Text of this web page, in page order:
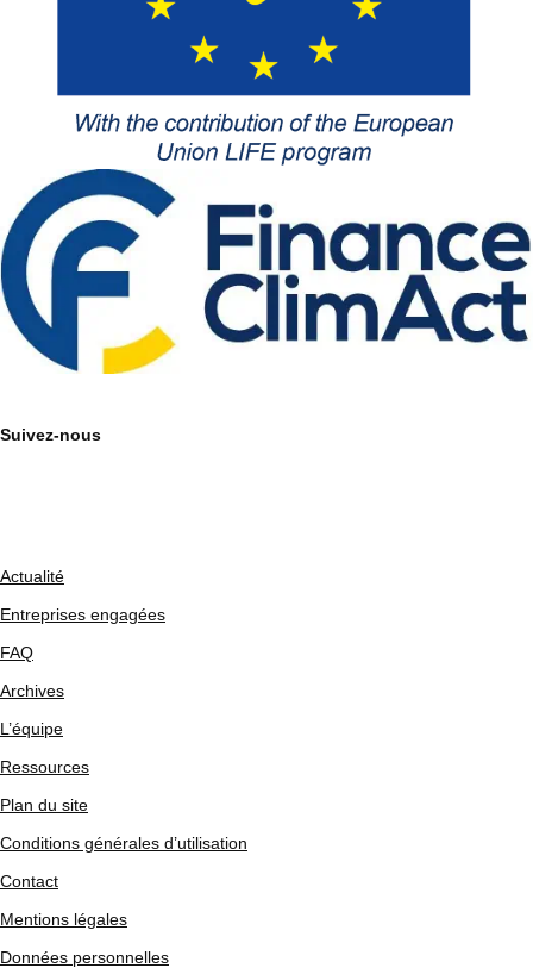
Suivez-nous
Actualité
Entreprises engagées
FAQ
Archives
L’équipe
Ressources
Plan du site
Conditions générales d’utilisation
Contact
Mentions légales
Données personnelles